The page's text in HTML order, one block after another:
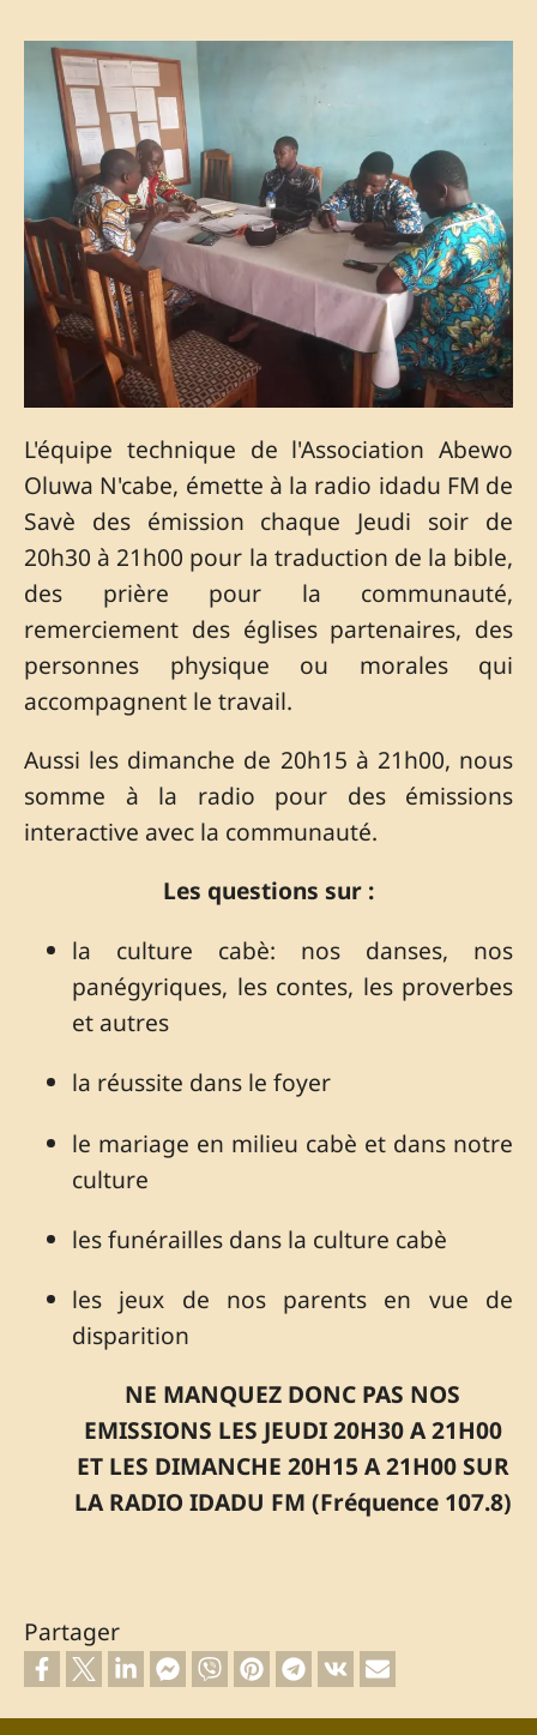
L'équipe technique de l'Association Abewo
Oluwa N'cabe, émette à la radio idadu FM de
Savè des émission chaque Jeudi soir de
20h30 à 21h00 pour la traduction de la bible,
des prière pour la communauté,
remerciement des églises partenaires, des
personnes physique ou morales qui
accompagnent le travail.
Aussi les dimanche de 20h15 à 21h00, nous
somme à la radio pour des émissions
interactive avec la communauté.
Les questions sur :
la culture cabè: nos danses, nos
panégyriques, les contes, les proverbes
et autres
la réussite dans le foyer
le mariage en milieu cabè et dans notre
culture
les funérailles dans la culture cabè
les jeux de nos parents en vue de
disparition
NE MANQUEZ DONC PAS NOS
EMISSIONS LES JEUDI 20H30 A 21H00
ET LES DIMANCHE 20H15 A 21H00 SUR
LA RADIO IDADU FM (Fréquence 107.8)
Partager